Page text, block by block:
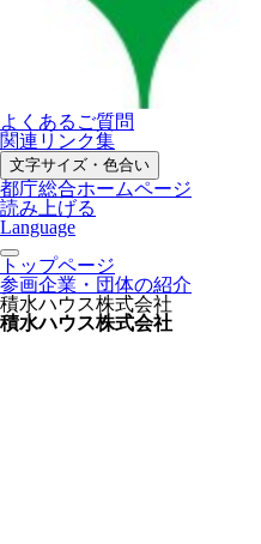
よくあるご質問
関連リンク集
文字サイズ・色合い
都庁総合ホームページ
読み上げる
Language
トップページ
参画企業・団体の紹介
積水ハウス株式会社
積水ハウス株式会社